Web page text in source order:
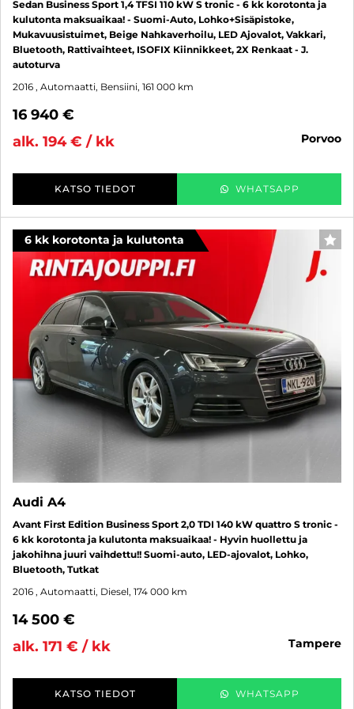
Sedan Business Sport 1,4 TFSI 110 kW S tronic - 6 kk korotonta ja
kulutonta maksuaikaa! - Suomi-Auto, Lohko+Sisäpistoke,
Mukavuusistuimet, Beige Nahkaverhoilu, LED Ajovalot, Vakkari,
Bluetooth, Rattivaihteet, ISOFIX Kiinnikkeet, 2X Renkaat - J.
autoturva
2016 , Automaatti, Bensiini, 161 000 km
16 940 €
alk. 194 € / kk
porvoo
KATSO TIEDOT WHATSAPP
6 kk korotonta ja kulutonta
Audi A4
Avant First Edition Business Sport 2,0 TDI 140 kW quattro S tronic -
6 kk korotonta ja kulutonta maksuaikaa! - Hyvin huollettu ja
jakohihna juuri vaihdettu!! Suomi-auto, LED-ajovalot, Lohko,
Bluetooth, Tutkat
2016 , Automaatti, Diesel, 174 000 km
14 500 €
alk. 171 € / kk
tampere
KATSO TIEDOT WHATSAPP